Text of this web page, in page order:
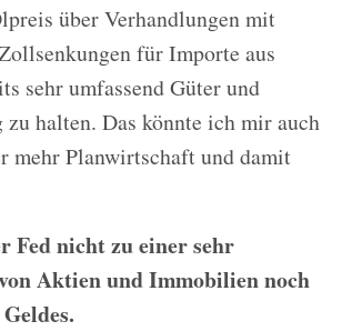
über Verhandlungen mit
für Importe aus
sehr umfassend Güter und
halten. Das könnte ich mir auch
mehr Planwirtschaft und damit
Fed nicht zu einer sehr
Aktien und Immobilien noch